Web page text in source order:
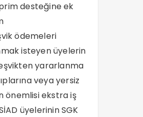
prim desteğine ek
ödemeleri
isteyen üyelerin
yararlanma
veya yersiz
önemlisi ekstra iş
üyelerinin SGK